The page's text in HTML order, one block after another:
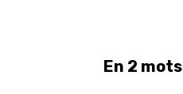
En 2 mots